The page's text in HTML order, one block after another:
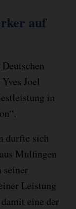
auf
Joel
in
durfte sich
Mulfingen
seiner
Leistung
eine der